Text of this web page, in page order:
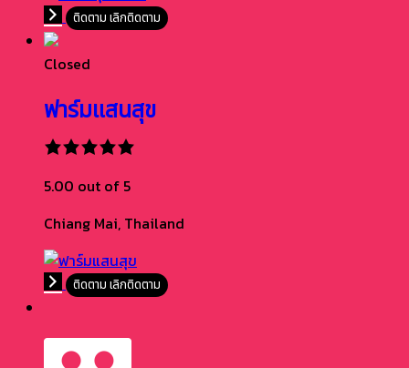
ติดตาม เลิกติดตาม
Closed
ฟาร์มแสนสุข
5.00 out of 5
Chiang Mai, Thailand
ติดตาม เลิกติดตาม